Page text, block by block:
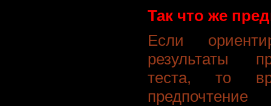
Так что же
Если
результаты
теста, то